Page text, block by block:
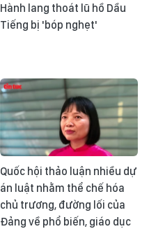
Hành lang thoát lũ hồ Dầu
Tiếng bị 'bóp nghẹt'
Quốc hội thảo luận nhiều dự
án luật nhằm thể chế hóa
chủ trương, đường lối của
Đảng về phổ biến, giáo dục